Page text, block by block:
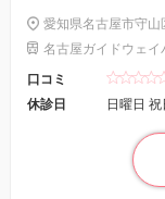
愛知県名古屋市守
名古屋ガイドウェ
口コミ
休診日
日曜日 祝